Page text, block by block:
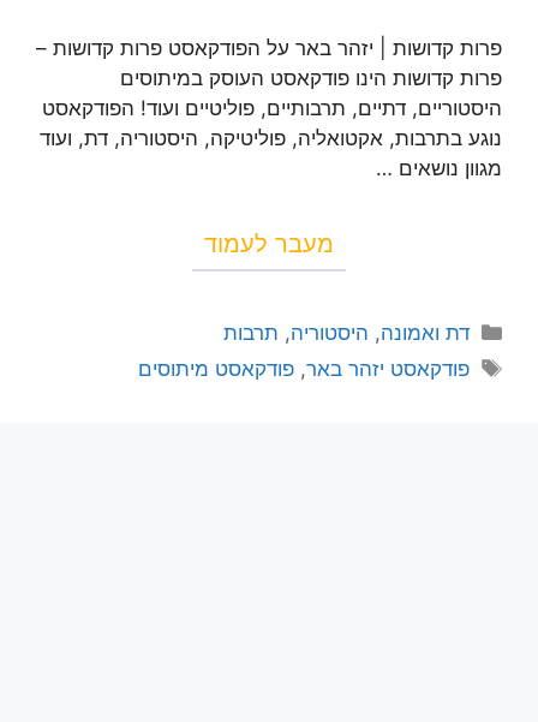
פרות קדושות | יזהר באר על הפודקאסט פרות קדושות –
פרות קדושות הינו פודקאסט העוסק במיתוסים
היסטוריים, דתיים, תרבותיים, פוליטיים ועוד! הפודקאסט
נוגע בתרבות, אקטואליה, פוליטיקה, היסטוריה, דת, ועוד
מגוון נושאים …
מעבר לעמוד
דת ואמונה, היסטוריה, תרבות
פודקאסט יזהר באר,פודקאסט מיתוסים